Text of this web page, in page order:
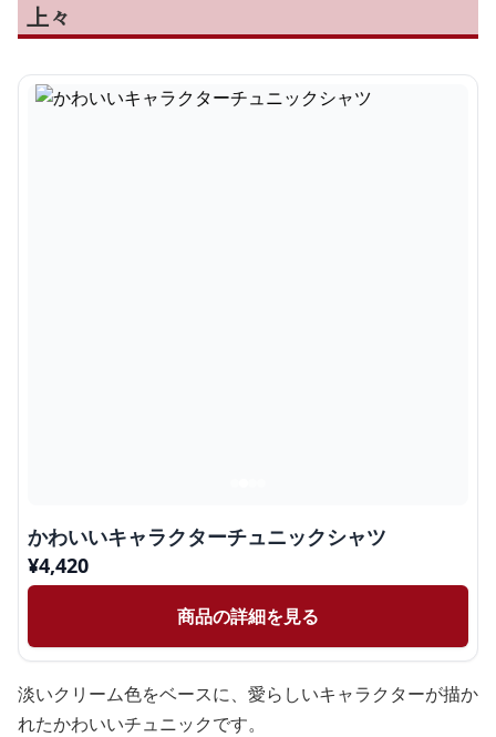
上々
かわいいキャラクターチュニックシャツ
¥4,420
商品の詳細を見る
淡いクリーム色をベースに、愛らしいキャラクターが描か
れたかわいいチュニックです。